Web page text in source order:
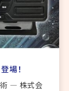
場！
― 株式会